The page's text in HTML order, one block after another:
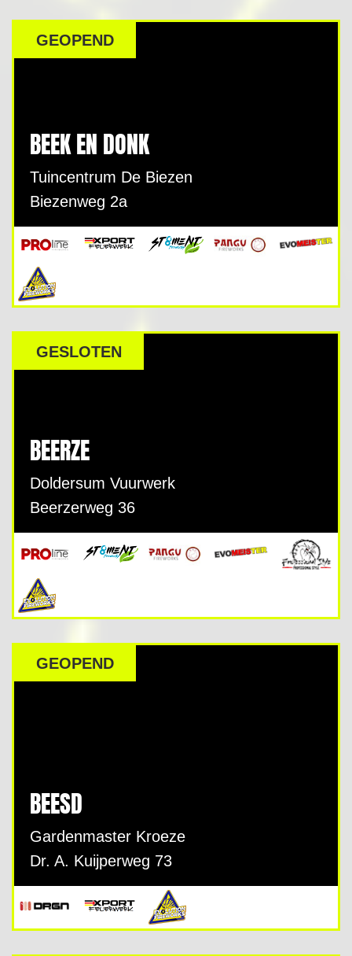
GEOPEND
BEEK EN DONK
Tuincentrum De Biezen
Biezenweg 2a
GESLOTEN
BEERZE
Doldersum Vuurwerk
Beerzerweg 36
GEOPEND
BEESD
Gardenmaster Kroeze
Dr. A. Kuijperweg 73